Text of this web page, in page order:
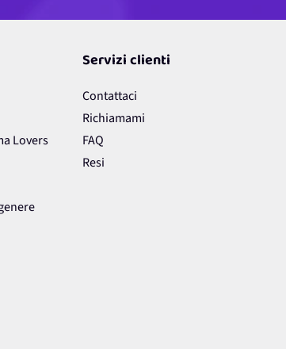
Lovers
Servizi clienti
Contattaci
Richiamami
FAQ
Resi